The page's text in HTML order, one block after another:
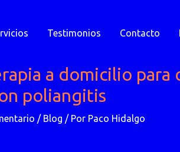
Testimonios Contacto
a domicilio
poliangitis
/ Blog / Por Paco Hidalgo